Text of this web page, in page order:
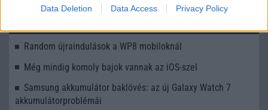
Data Deletion Data Access Privacy Policy
Random újraindulások a WP8 mobiloknál
Még mindig komoly bajok vannak az iOS-szel
Samsung akkumulátor baklövés: az új Galaxy Watch 7
akkumulátorproblémái